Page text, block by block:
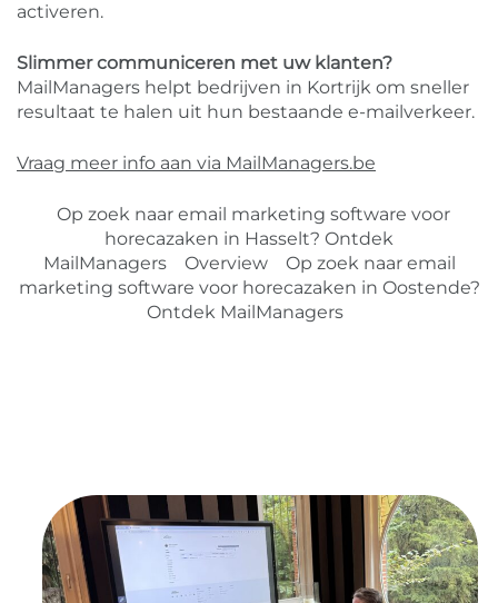
activeren.
Slimmer communiceren met uw klanten?
MailManagers helpt bedrijven in Kortrijk om sneller
resultaat te halen uit hun bestaande e-mailverkeer.
Vraag meer info aan via MailManagers.be
Op zoek naar email marketing software voor
horecazaken in Hasselt? Ontdek
MailManagers
Overview
Op zoek naar email
marketing software voor horecazaken in Oostende?
Ontdek MailManagers